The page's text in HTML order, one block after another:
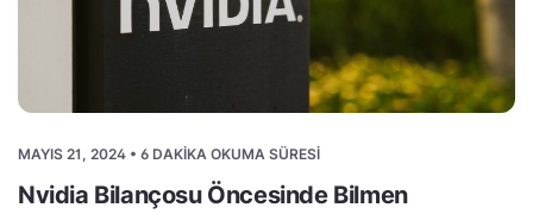
MAYIS 21, 2024 • 6 DAKIKA OKUMA SÜRESI
Nvidia Bilançosu Öncesinde Bilmen